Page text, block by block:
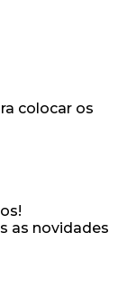
colocar os
as novidades